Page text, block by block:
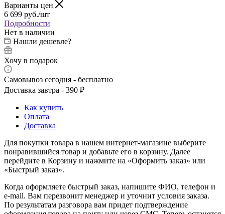
Варианты цен
6 699 руб./шт
Подробности
Нет в наличии
Нашли дешевле?
Хочу в подарок
Самовывоз сегодня - бесплатно
Доставка завтра - 390 ₽
Как купить
Оплата
Доставка
Для покупки товара в нашем интернет-магазине выберите
понравившийся товар и добавьте его в корзину. Далее
перейдите в Корзину и нажмите на «Оформить заказ» или
«Быстрый заказ».
Когда оформляете быстрый заказ, напишите ФИО, телефон и
e-mail. Вам перезвонит менеджер и уточнит условия заказа.
По результатам разговора вам придет подтверждение